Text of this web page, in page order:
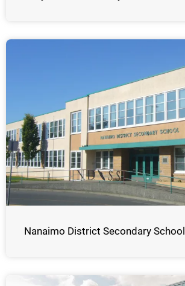
Nanaimo District Secondary School